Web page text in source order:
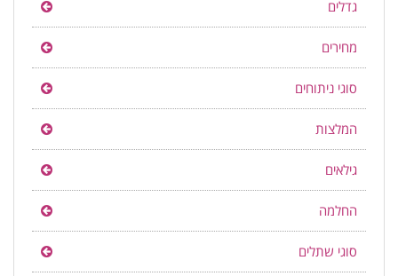
גדלים
מחירים
סוגי ניתוחים
המלצות
גילאים
החלמה
סוגי שתלים